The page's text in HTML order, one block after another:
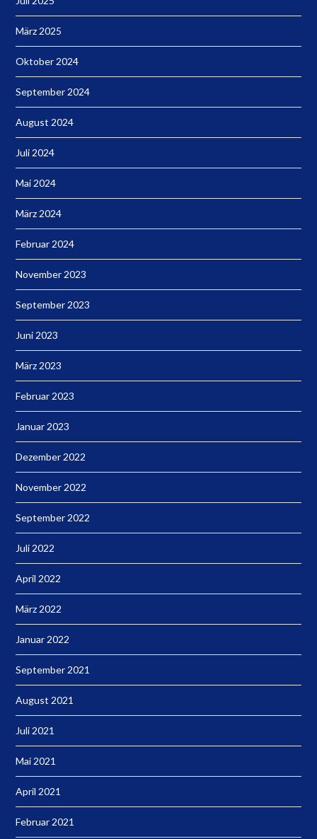
März 2025
Oktober 2024
September 2024
August 2024
Juli 2024
Mai 2024
März 2024
Februar 2024
November 2023
September 2023
Juni 2023
März 2023
Februar 2023
Januar 2023
Dezember 2022
November 2022
September 2022
Juli 2022
April 2022
März 2022
Januar 2022
September 2021
August 2021
Juli 2021
Mai 2021
April 2021
Februar 2021